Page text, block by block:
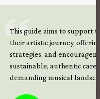
This guide aims to support
their artistic journey,
strategies, and
sustainable, authentic
demanding musical